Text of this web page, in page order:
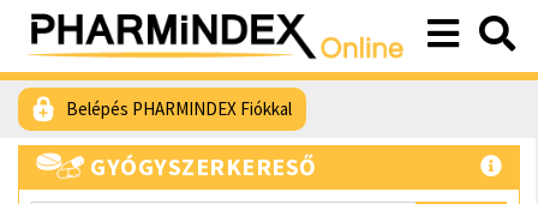
Belépés PHARMINDEX Fiókkal
GYÓGYSZERKERESŐ